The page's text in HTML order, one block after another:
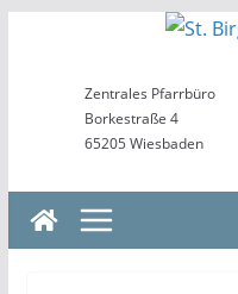
springenZentrales Pfarrbüro
Borkestraße 4
65205 Wiesbaden